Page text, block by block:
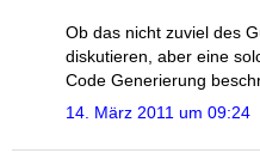
Ob das nicht zuviel des
diskutieren, aber eine
Code Generierung
14. März 2011 um 09:24